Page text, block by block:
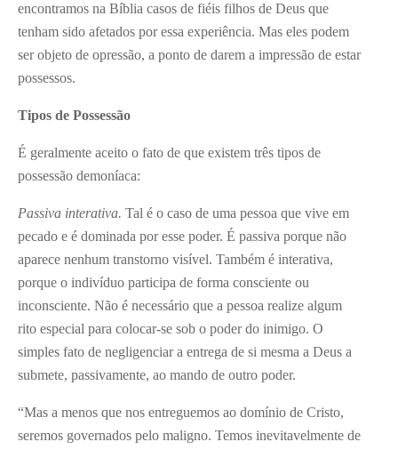
encontramos na Bíblia casos de fiéis filhos de Deus que
tenham sido afetados por essa experiência. Mas eles podem
ser objeto de opressão, a ponto de darem a impressão de estar
possessos.
Tipos de Possessão
É geralmente aceito o fato de que existem três tipos de
possessão demoníaca:
Passiva interativa. Tal é o caso de uma pessoa que vive em
pecado e é dominada por esse poder. É passiva porque não
aparece nenhum transtorno visível. Também é interativa,
porque o indivíduo participa de forma consciente ou
inconsciente. Não é necessário que a pessoa realize algum
rito especial para colocar-se sob o poder do inimigo. O
simples fato de negligenciar a entrega de si mesma a Deus a
submete, passivamente, ao mando de outro poder.
“Mas a menos que nos entreguemos ao domínio de Cristo,
seremos governados pelo maligno. Temos inevitavelmente de